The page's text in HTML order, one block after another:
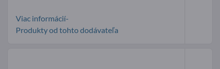
Viac informácií-
Produkty od tohto dodávateľa